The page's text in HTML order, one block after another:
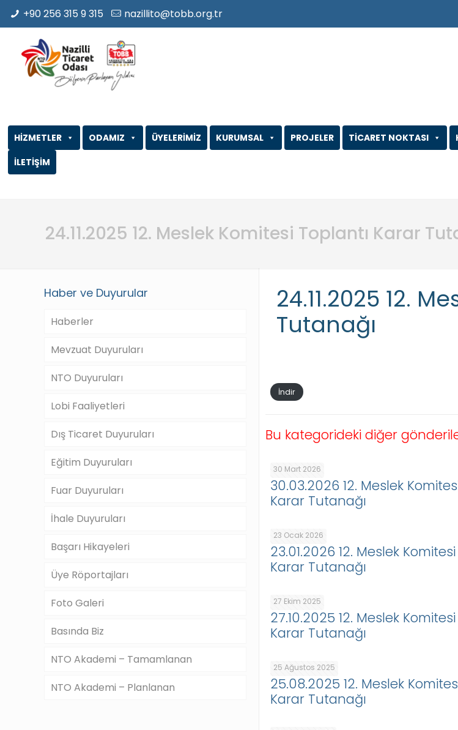
+90 256 315 9 315 nazillito@tobb.org.tr
ODAMIZ
HİZMETLER ÜYELERİMİZ KURUMSAL PROJELER TİCARET NOKTASI
İLETİŞİM
24.11.2025 12. Meslek Komitesi Toplantı Karar
24.11.2025 12.
Tutanağı
İndir
Bu kategorideki diğer
30 Mart 2026
30.03.2026 12. Meslek
Karar Tutanağı
23 Ocak 2026
23.01.2026 12. Meslek
Karar Tutanağı
27 Ekim 2025
27.10.2025 12. Meslek
Karar Tutanağı
25 Ağustos 2025
25.08.2025 12. Meslek
Karar Tutanağı
Haber ve Duyurular
Haberler
Mevzuat Duyuruları
NTO Duyuruları
Lobi Faaliyetleri
Dış Ticaret Duyuruları
Eğitim Duyuruları
Fuar Duyuruları
İhale Duyuruları
Başarı Hikayeleri
Üye Röportajları
Foto Galeri
Basında Biz
NTO Akademi – Tamamlanan
NTO Akademi – Planlanan